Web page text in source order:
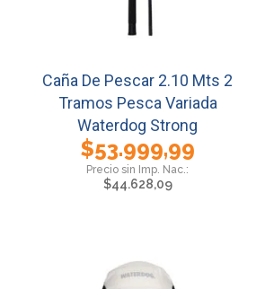
Caña De Pescar 2.10 Mts 2
Tramos Pesca Variada
Waterdog Strong
$53.999,99
$44.628,09